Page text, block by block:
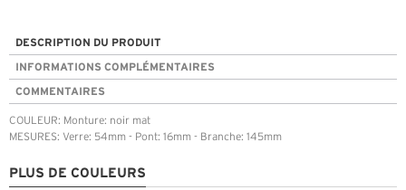
DESCRIPTION DU PRODUIT
INFORMATIONS COMPLÉMENTAIRES
COMMENTAIRES
COULEUR: Monture: noir mat
MESURES: Verre: 54mm - Pont: 16mm - Branche: 145mm
PLUS DE COULEURS